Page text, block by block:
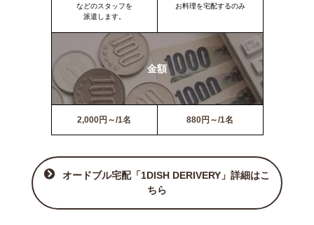
などのスタッフを
派遣します。
お料理を宅配するのみ
金額
2,000円～/1名 880円～/1名
オードブル宅配「1DISH DERIVERY」詳細はこ
ちら